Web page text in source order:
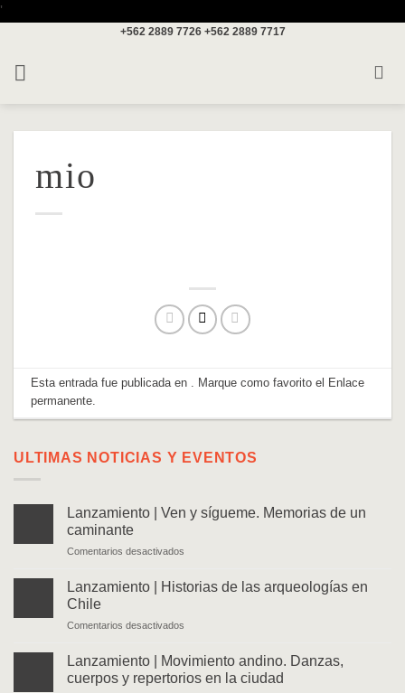
'
+562 2889 7726 +562 2889 7717
ULTIMAS NOTICIAS Y EVENTOS
Lanzamiento | Ven y sígueme. Memorias de un
caminante
Comentarios desactivados
|
de
un
Lanzamiento | Historias de las arqueologías en
Chile
Comentarios desactivados
Historias
de
Lanzamiento | Movimiento andino. Danzas,
cuerpos y repertorios en la ciudad
mio
Esta entrada fue publicada en . Marque como favorito el Enlace
permanente.